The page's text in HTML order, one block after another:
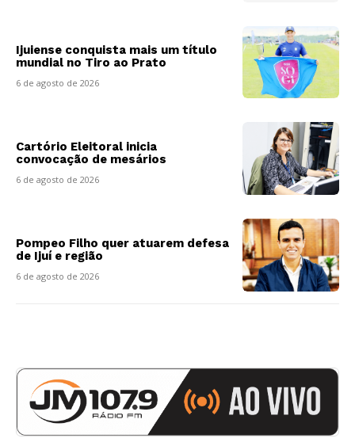
Ijuiense conquista mais um título
mundial no Tiro ao Prato
6 de agosto de 2026
Cartório Eleitoral inicia
convocação de mesários
6 de agosto de 2026
Pompeo Filho quer atuarem defesa
de Ijuí e região
6 de agosto de 2026